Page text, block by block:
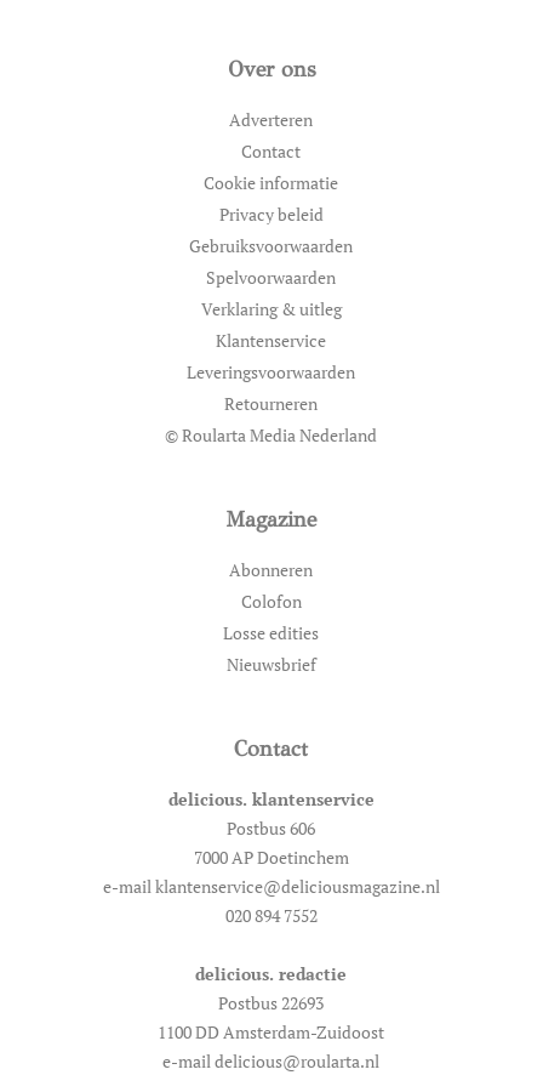
Over ons
Adverteren
Contact
Cookie informatie
Privacy beleid
Gebruiksvoorwaarden
Spelvoorwaarden
Verklaring & uitleg
Klantenservice
Leveringsvoorwaarden
Retourneren
© Roularta Media Nederland
Magazine
Abonneren
Colofon
Losse edities
Nieuwsbrief
Contact
delicious. klantenservice
Postbus 606
7000 AP Doetinchem
e-mail klantenservice@deliciousmagazine.nl
020 894 7552
delicious. redactie
Postbus 22693
1100 DD Amsterdam-Zuidoost
e-mail delicious@roularta.nl